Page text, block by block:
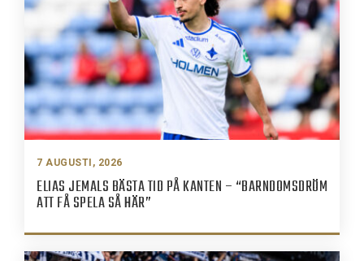
7 AUGUSTI, 2026
ELIAS JEMALS BÄSTA TID PÅ KANTEN – “BARNDOMSDRÖM
ATT FÅ SPELA SÅ HÄR”